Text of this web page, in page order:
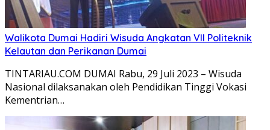
Walikota Dumai Hadiri Wisuda Angkatan VII Politeknik
Kelautan dan Perikanan Dumai
TINTARIAU.COM DUMAI Rabu, 29 Juli 2023 – Wisuda
Nasional dilaksanakan oleh Pendidikan Tinggi Vokasi
Kementrian…